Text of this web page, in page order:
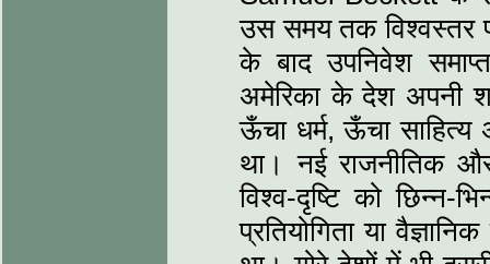
उस समय तक विश्वस्तर
के बाद उपनिवेश
अमेरिका के देश अपनी
ऊँचा धर्म, ऊँचा साहित्य
था। नई राजनीतिक
विश्व-दृष्टि को
प्रतियोगिता या